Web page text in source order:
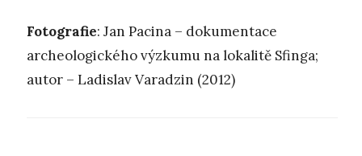
Fotografie: Jan Pacina – dokumentace
archeologického výzkumu na lokalitě Sfinga;
autor – Ladislav Varadzin (2012)